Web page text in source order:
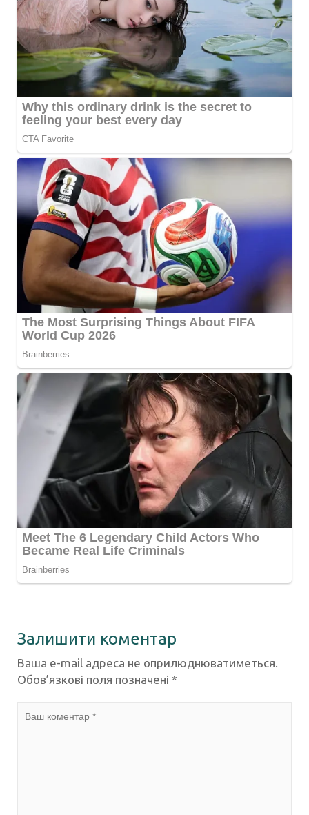
Залишити коментар
Ваша e-mail адреса не оприлюднюватиметься.
Обов’язкові поля позначені *